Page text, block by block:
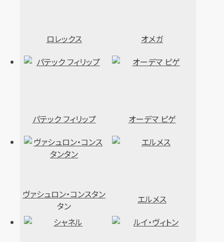
ロレックス オメガ
パテック フィリップ オーデマ ピゲ
ヴァシュロン・コンスタン
タン
エルメス